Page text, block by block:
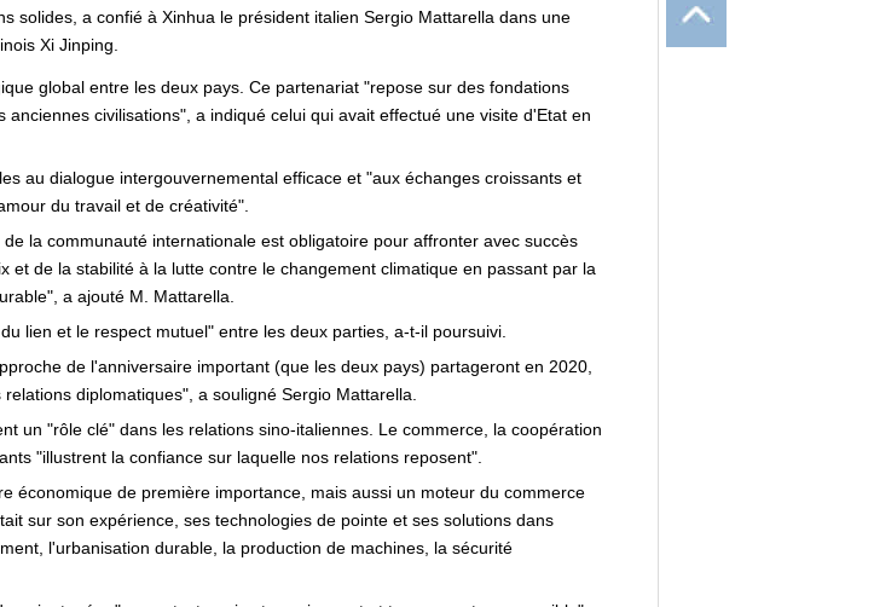
solides, a confié à Xinhua le président italien Sergio Mattarella dans une
Xi Jinping.
global entre les deux pays. Ce partenariat "repose sur des fondations
civilisations", a indiqué celui qui avait effectué une visite d'Etat en
au dialogue intergouvernemental efficace et "aux échanges croissants et
du travail et de créativité".
la communauté internationale est obligatoire pour affronter avec succès
de la stabilité à la lutte contre le changement climatique en passant par la
a ajouté M. Mattarella.
lien et le respect mutuel" entre les deux parties, a-t-il poursuivi.
de l'anniversaire important (que les deux pays) partageront en 2020,
diplomatiques", a souligné Sergio Mattarella.
un "rôle clé" dans les relations sino-italiennes. Le commerce, la coopération
"illustrent la confiance sur laquelle nos relations reposent".
économique de première importance, mais aussi un moteur du commerce
sur son expérience, ses technologies de pointe et ses solutions dans
l'urbanisation durable, la production de machines, la sécurité